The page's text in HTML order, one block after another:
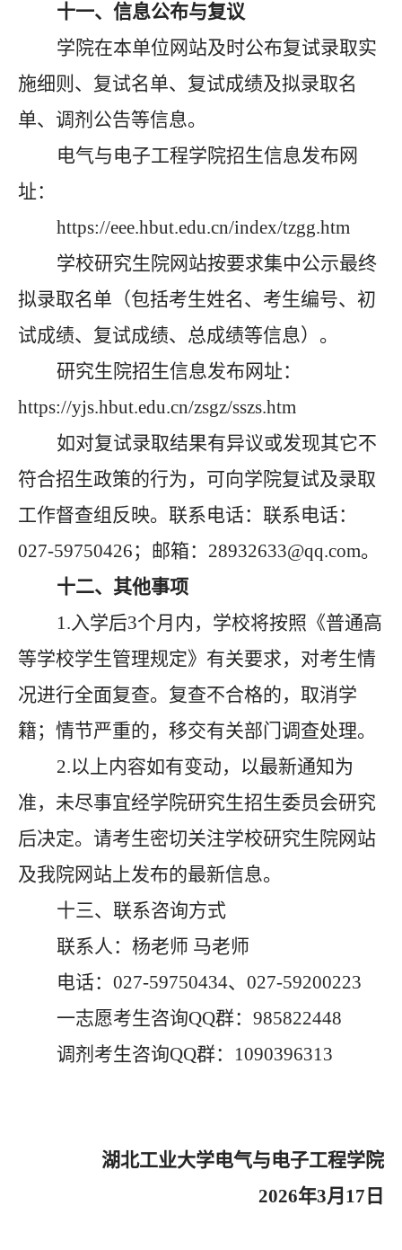
十一、信息公布与复议
学院在本单位网站及时公布复试录取实
施细则、复试名单、复试成绩及拟录取名
单、调剂公告等信息。
电气与电子工程学院招生信息发布网
址：
https://eee.hbut.edu.cn/index/tzgg.htm
学校研究生院网站按要求集中公示最终
拟录取名单（包括考生姓名、考生编号、初
试成绩、复试成绩、总成绩等信息）。
研究生院招生信息发布网址：
https://yjs.hbut.edu.cn/zsgz/sszs.htm
如对复试录取结果有异议或发现其它不
符合招生政策的行为，可向学院复试及录取
工作督查组反映。联系电话：联系电话：
027-59750426；邮箱： 28932633@qq.com。
十二、其他事项
1.入学后3个月内，学校将按照《普通高
等学校学生管理规定》有关要求，对考生情
况进行全面复查。复查不合格的，取消学
籍；情节严重的，移交有关部门调查处理。
2.以上内容如有变动，以最新通知为
准，未尽事宜经学院研究生招生委员会研究
后决定。请考生密切关注学校研究生院网站
及我院网站上发布的最新信息。
十三、联系咨询方式
联系人：杨老师 马老师
电话： 027-59750434、027-59200223
一志愿考生咨询QQ群：985822448
调剂考生咨询QQ群：1090396313
湖北工业大学电气与电子工程学院
2026年3月17 日